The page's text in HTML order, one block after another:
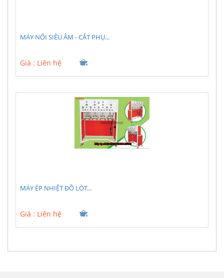
MÁY NỐI SIÊU ÂM - CẮT PHỤ...
Giá : Liên hệ
MÁY ÉP NHIỆT ĐỒ LÓT...
Giá : Liên hệ